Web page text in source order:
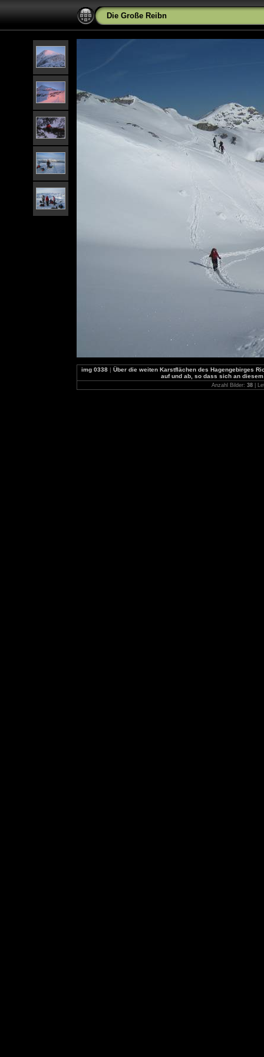
Die Große Reibn
img 0338| Über die weiten Karstflächen des Hagengebirges
auf und ab, so dass sich an
Anzahl Bilder: 38 |